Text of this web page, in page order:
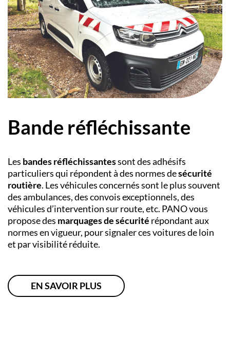
Bande réfléchissante
Les bandes réfléchissantessont des adhésifs
particuliers qui répondent à des normes desécurité
routière. Les véhicules concernés sont le plus souvent
des ambulances, des convois exceptionnels, des
véhicules d’intervention sur route, etc. PANOvous
propose des marquages de sécurité répondant aux
normes en vigueur, pour signaler ces voitures de loin
et par visibilité réduite.
EN SAVOIR PLUS